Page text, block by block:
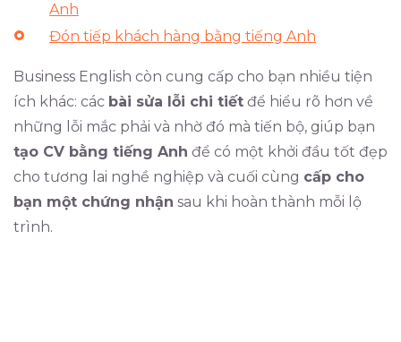
Anh
Đón tiếp khách hàng bằng tiếng Anh
Business English còn cung cấp cho bạn nhiều tiện
ích khác: các bài sửa lỗi chi tiết để hiểu rõ hơn về
những lỗi mắc phải và nhờ đó mà tiến bộ, giúp bạn
tạo CV bằng tiếng Anh để có một khởi đầu tốt đẹp
cho tương lai nghề nghiệp và cuối cùng cấp cho
bạn một chứng nhận sau khi hoàn thành mỗi lộ
trình.